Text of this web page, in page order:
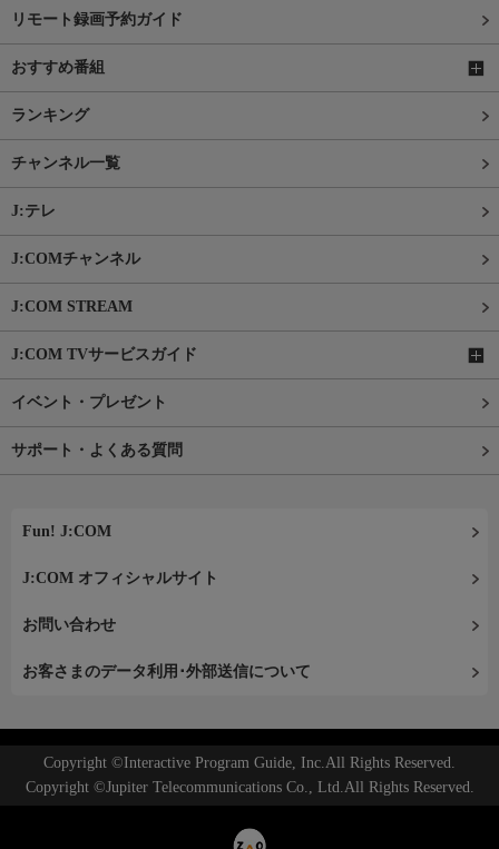
リモート録画予約ガイド
おすすめ番組
ランキング
チャンネル一覧
J:テレ
J:COMチャンネル
J:COM STREAM
J:COM TVサービスガイド
イベント・プレゼント
サポート・よくある質問
Fun! J:COM
J:COM オフィシャルサイト
お問い合わせ
お客さまのデータ利用･外部送信について
Copyright ©Interactive Program Guide, Inc.All Rights Reserved.
Copyright ©Jupiter Telecommunications Co., Ltd.All Rights Reserved.